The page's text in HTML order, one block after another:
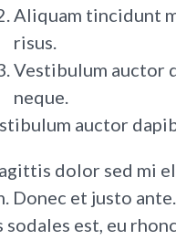
Aliquam tincidunt
risus.
Vestibulum auctor
neque.
auctor
dolor sed mi
Donec et justo
sodales est, eu